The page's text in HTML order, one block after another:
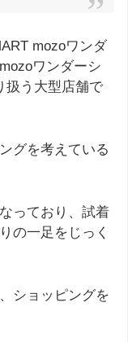
mozoワンダ
ワンダーシ
扱う大型店舗で
グを考えている
っており、試着
の一足をじっく
ショッピングを